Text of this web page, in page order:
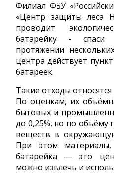
Филиал ФБУ
«Центр защиты леса
проводит
батарейку -
протяжении
центра действует
батареек.
Такие отходы относятся
По оценкам, их
бытовых и
до 0,25%, но по
веществ в
При этом
батарейка — это
можно извлечь и